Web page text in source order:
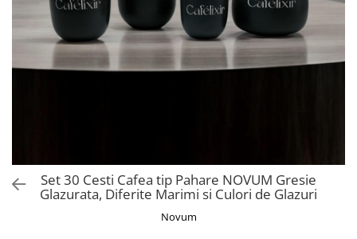
Set 30 Cesti Cafea tip Pahare NOVUM Gresie
Glazurata, Diferite Marimi si Culori de Glazuri
Novum